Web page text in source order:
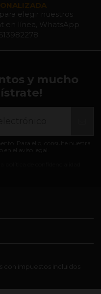
elegir nuestros
en línea, WhatsApp
y mucho
con impuestos incluidos